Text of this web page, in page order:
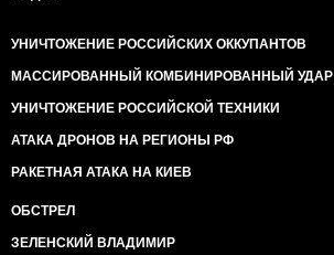
УНИЧТОЖЕНИЕ РОССИЙСКИХ ОККУПАНТОВ
МАССИРОВАННЫЙ КОМБИНИРОВАННЫЙ УДАР
УНИЧТОЖЕНИЕ РОССИЙСКОЙ ТЕХНИКИ
АТАКА ДРОНОВ НА РЕГИОНЫ РФ
РАКЕТНАЯ АТАКА НА КИЕВ
ОБСТРЕЛ
ЗЕЛЕНСКИЙ ВЛАДИМИР